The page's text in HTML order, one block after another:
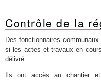
Contrôle de la
Des fonctionnaires
si les actes et travaux en
délivré.
Ils ont accès au chantier